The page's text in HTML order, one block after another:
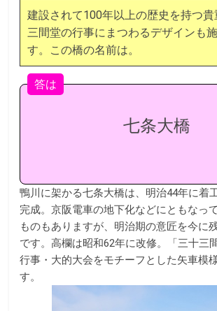
k
建設されて100年以上の歴史を持つ
三間堂の行事にまつわるデザインも
す。この橋の名前は。
答は
七条大橋
鴨川に架かる七条大橋は、明治44年に着
完成。京阪電車の地下化などにともなっ
ものもありますが、明治期の意匠を今に
です。高欄は昭和62年に改修。「三十三
行事・大的大会をモチーフとした矢車模
す。